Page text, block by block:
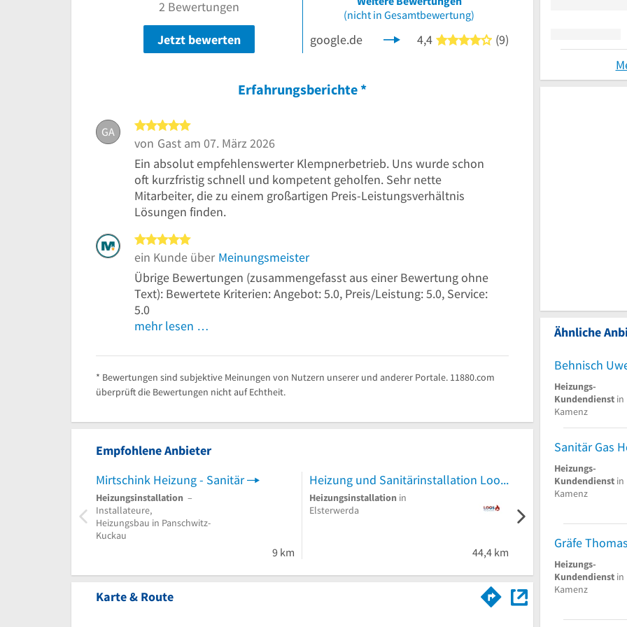
2 Bewertungen
Jetzt bewerten
(nicht in Gesamtbewertung)
google.de 4,4 4 von 5 Sternen
(9)
Erfahrungsberichte *
GA
von Gast am 07. März 2026
Ein absolut empfehlenswerter Klempnerbetrieb. Uns wurde schon
oft kurzfristig schnell und kompetent geholfen. Sehr nette
Mitarbeiter, die zu einem großartigen Preis-Leistungsverhältnis
Lösungen finden.
ein Kunde über Meinungsmeister
Übrige Bewertungen (zusammengefasst aus einer Bewertung ohne
Text): Bewertete Kriterien: Angebot: 5.0, Preis/Leistung: 5.0, Service:
5.0
mehr lesen …
* Bewertungen sind subjektive Meinungen von Nutzern unserer und anderer Portale. 11880.com
überprüft die Bewertungen nicht auf Echtheit.
Empfohlene Anbieter
Mirtschink Heizung - Sanitär
Heizungsinstallation –
Installateure,
Heizungsbau in Panschwitz-
Kuckau
9 km
Heizung und Sanitärinstallation Loos
Heizungsinstallation in
Elsterwerda
44,4 km
Gebäudetechnik–
Gebäudetechnik,
Badsanierungen in
Bischofswerda
5 von 5
Karte & Route
Ähnliche
Heizungs-
Kundendienst in
Kamenz
Heizungs-
Kundendienst in
Kamenz
Gräfe
Heizungs-
Kundendienst in
Kamenz